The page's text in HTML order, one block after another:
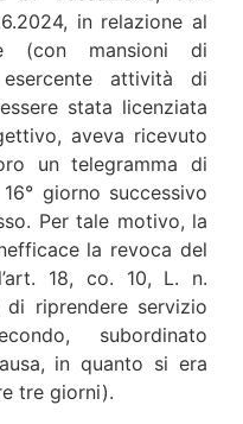
in relazione al
(con mansioni di
attività di
stata licenziata
aveva ricevuto
un telegramma di
giorno successivo
Per tale motivo, la
la revoca del
18, co. 10, L. n.
riprendere servizio
subordinato
in quanto si era
tre giorni).